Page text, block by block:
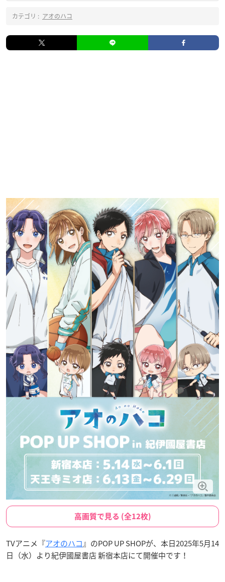
カテゴリ : アオのハコ
高画質で見る (全12枚)
TVアニメ『アオのハコ』のPOP UP SHOPが、本日2025年5月14
日（水）より紀伊國屋書店 新宿本店にて開催中です！